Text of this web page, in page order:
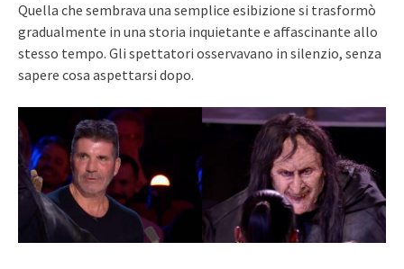
Quella che sembrava una semplice esibizione si trasformò
gradualmente in una storia inquietante e affascinante allo
stesso tempo. Gli spettatori osservavano in silenzio, senza
sapere cosa aspettarsi dopo.